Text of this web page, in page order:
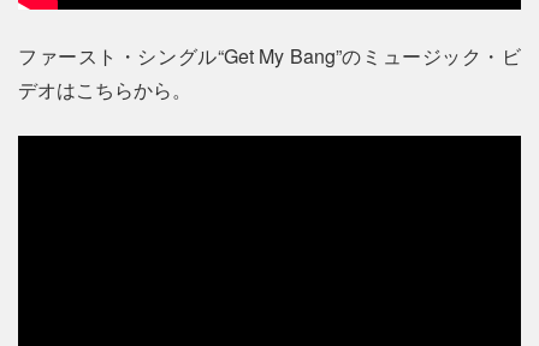
ファースト・シングル“Get My Bang”のミュージック・ビ
デオはこちらから。